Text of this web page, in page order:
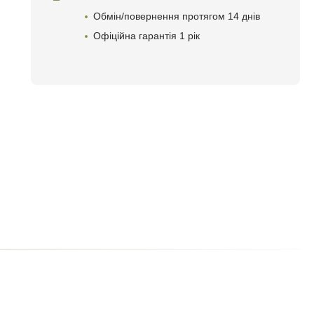
Обмін/повернення протягом 14 днів
Офіційна гарантія 1 рік